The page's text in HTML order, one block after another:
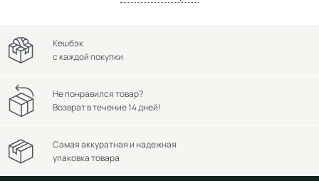
Кешбэк
с каждой покупки
Не понравился товар?
Возврат в течение 14 дней!
Самая аккуратная и надежная
упаковка товара